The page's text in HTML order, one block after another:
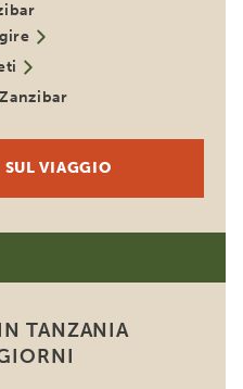
SUL VIAGGIO
TANZANIA